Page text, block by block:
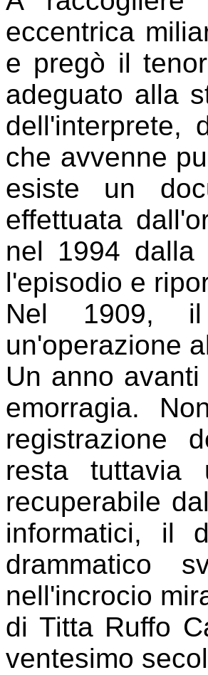
eccentrica
e pregò il
adeguato alla
dell'interprete,
che avvenne
esiste un
effettuata
nel 1994 dalla
l'episodio e
Nel 1909, il
un'operazione
Un anno
emorragia.
registrazione
resta tuttavia
recuperabile
informatici, il
drammatico
nell'incrocio
di Titta Ruffo
ventesimo